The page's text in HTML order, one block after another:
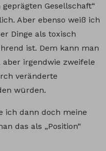
Gesellschaft“
Aber ebenso weiß ich
Dinge als toxisch
ist. Dem kann man
irgendwie zweifele
veränderte
würden.
ich dann doch meine
das als „Position“